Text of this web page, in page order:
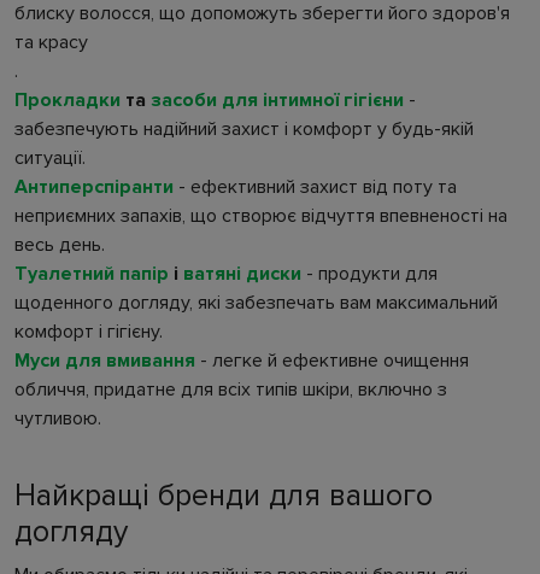
блиску волосся, що допоможуть зберегти його здоров'я
та красу
.
Прокладки та засоби для інтимної гігієни -
забезпечують надійний захист і комфорт у будь-якій
ситуації.
Антиперспіранти - ефективний захист від поту та
неприємних запахів, що створює відчуття впевненості на
весь день.
Туалетний папір і ватяні диски - продукти для
щоденного догляду, які забезпечать вам максимальний
комфорт і гігієну.
Муси для вмивання - легке й ефективне очищення
обличчя, придатне для всіх типів шкіри, включно з
чутливою.
Найкращі бренди для вашого
догляду